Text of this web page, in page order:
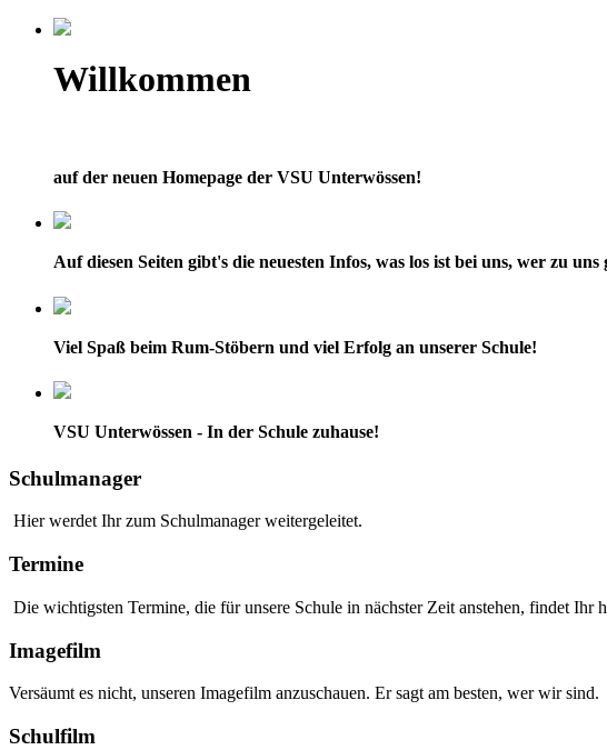
Willkommen
auf der neuen Homepage der VSU Unterwössen!
Auf diesen Seiten gibt's die neuesten Infos, was los ist bei uns, wer zu
Viel Spaß beim Rum-Stöbern und viel Erfolg an unserer Schule!
VSU Unterwössen - In der Schule zuhause!
Schulmanager
Hier werdet Ihr zum Schulmanager weitergeleitet.
Termine
Die wichtigsten Termine, die für unsere Schule in nächster Zeit anstehen, findet Ihr
Imagefilm
Versäumt es nicht, unseren Imagefilm anzuschauen. Er sagt am besten, wer wir sind.
Schulfilm